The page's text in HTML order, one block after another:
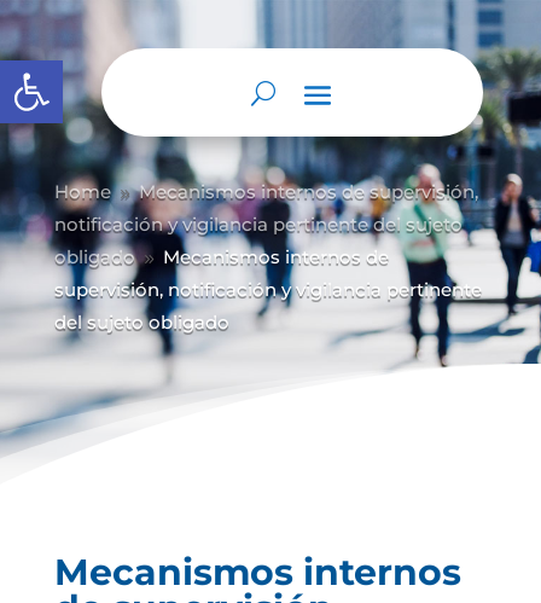
Abrir barra de herramientas
Home 9 Mecanismos internos de supervisión,
notificación y vigilancia pertinente del sujeto
obligado 9 Mecanismos internos de
supervisión, notificación y vigilancia pertinente
del sujeto obligado
Mecanismos internos